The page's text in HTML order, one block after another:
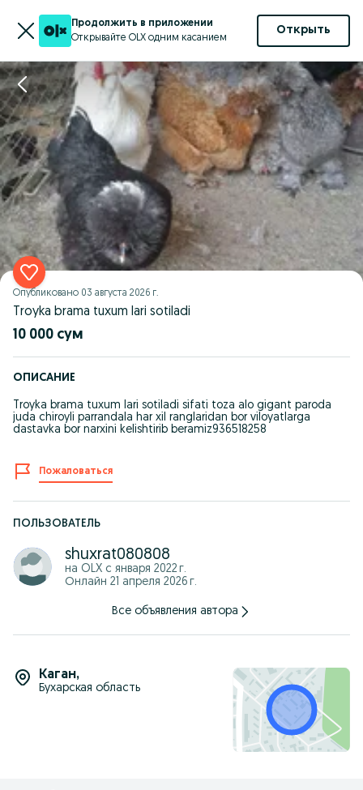
Продолжить в приложении
Открывайте OLX одним касанием
Открыть
Опубликовано 03 августа 2026 г.
Troyka brama tuxum lari sotiladi
10 000 сум
ОПИСАНИЕ
Troyka brama tuxum lari sotiladi sifati toza alo gigant paroda
juda chiroyli parrandala har xil ranglaridan bor viloyatlarga
dastavka bor narxini kelishtirib beramiz936518258
Пожаловаться
ПОЛЬЗОВАТЕЛЬ
shuxrat080808
на OLX с января 2022 г.
Онлайн 21 апреля 2026 г.
Все объявления автора
Каган,
Бухарская область